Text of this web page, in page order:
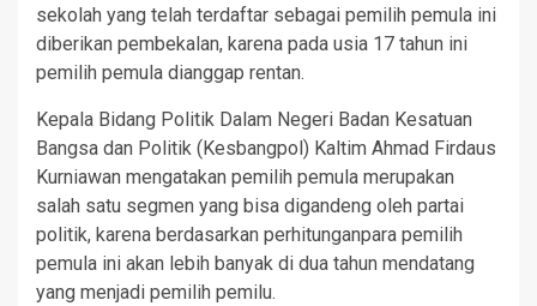
sekolah yang telah terdaftar sebagai pemilih pemula ini
diberikan pembekalan, karena pada usia 17 tahun ini
pemilih pemula dianggap rentan.
Kepala Bidang Politik Dalam Negeri Badan Kesatuan
Bangsa dan Politik (Kesbangpol) Kaltim Ahmad Firdaus
Kurniawan mengatakan pemilih pemula merupakan
salah satu segmen yang bisa digandeng oleh partai
politik, karena berdasarkan perhitunganpara pemilih
pemula ini akan lebih banyak di dua tahun mendatang
yang menjadi pemilih pemilu.